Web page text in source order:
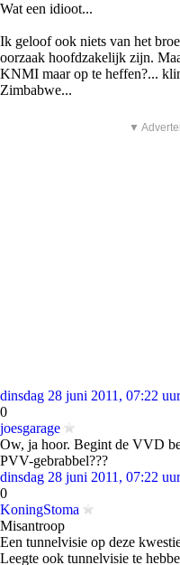
Wat een idioot...
Ik geloof ook niets van het
oorzaak hoofdzakelijk zijn.
KNMI maar op te heffen?...
Zimbabwe...
▼
dinsdag 28 juni 2011, 07:22 uur
0
joesgarage
Ow, ja hoor. Begint de VVD
PVV-gebrabbel???
dinsdag 28 juni 2011, 07:22 uur
0
KoningStoma
Misantroop
Een tunnelvisie op deze
Leegte ook tunnelvisie te